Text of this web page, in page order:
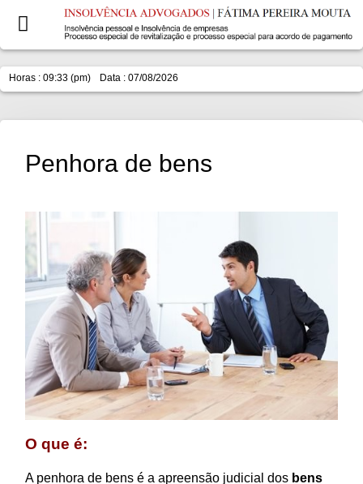
Horas : 09:33 (pm) Data : 07/08/2026
Penhora de bens
O que é:
A penhora de bens é a apreensão judicial dos bens